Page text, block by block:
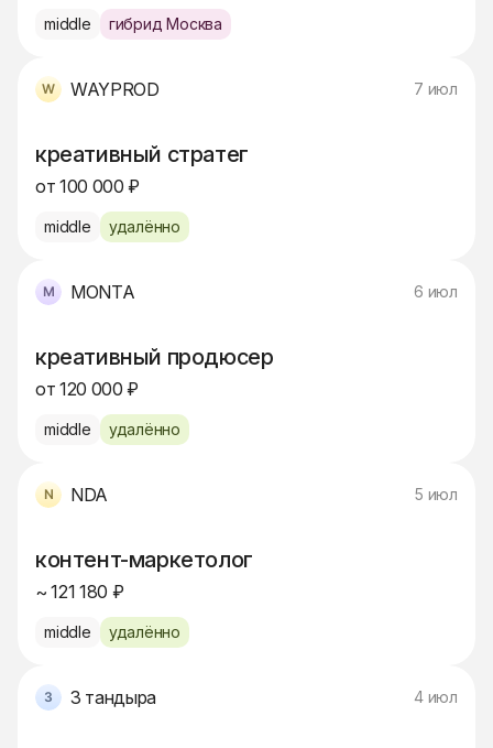
middle гибрид Москва
WAYPROD 7 июл
креативный стратег
от 100 000 ₽
middle удалённо
MONTA 6 июл
креативный продюсер
от 120 000 ₽
middle удалённо
NDA 5 июл
контент-маркетолог
~ 121 180 ₽
middle удалённо
3 тандыра 4 июл